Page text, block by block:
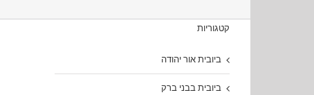
קטגוריות
ביובית אור יהודה
ביובית בבני ברק